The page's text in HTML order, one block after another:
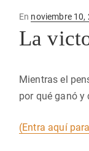
En Publicado
noviembre 10,
La
Mientras el
por qué ganó y
(Entra aquí